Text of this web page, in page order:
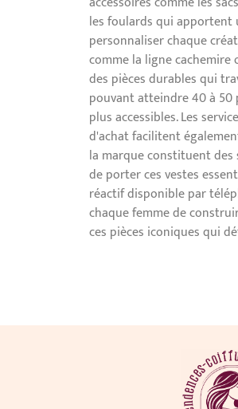
les foulards qui apportent
personnaliser chaque
comme la ligne
des pièces durables qui
pouvant atteindre 40 à 50
plus accessibles. Les
d'achat facilitent
la marque constituent
de porter ces vestes
réactif disponible par
chaque femme de
ces pièces iconiques qui